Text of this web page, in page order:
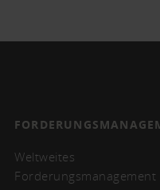
Weltweites
Forderungsmanagement